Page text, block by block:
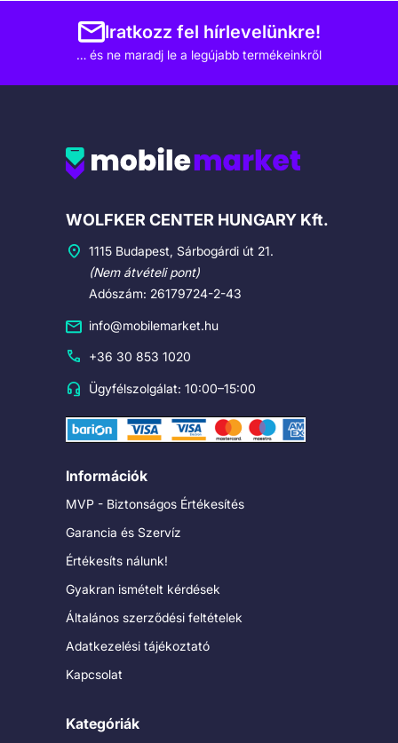
Iratkozz fel hírlevelünkre!
… és ne maradj le a legújabb termékeinkről
Cégadatok
WOLFKER CENTER HUNGARY Kft.
1115 Budapest, Sárbogárdi út 21.
(Nem átvételi pont)
Adószám: 26179724-2-43
info@mobilemarket.hu
+36 30 853 1020
Ügyfélszolgálat: 10:00–15:00
Információk
MVP - Biztonságos Értékesítés
Garancia és Szervíz
Értékesíts nálunk!
Gyakran ismételt kérdések
Általános szerződési feltételek
Adatkezelési tájékoztató
Kapcsolat
Kategóriák